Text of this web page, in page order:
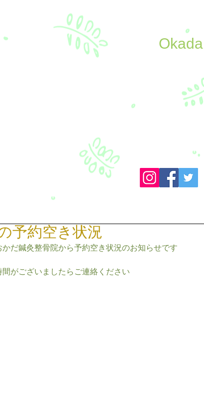
予約空き状況
だ鍼灸整骨院から予約空き状況のお知らせです
間がございましたらご連絡ください